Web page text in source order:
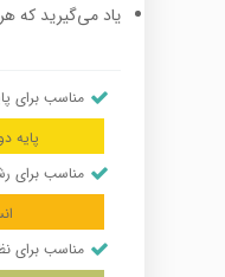
یاد می‌گیرید که
مناسب برای
پایه
مناسب برای
مناسب برای